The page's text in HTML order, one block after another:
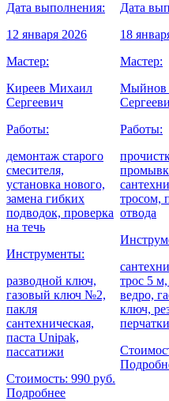
Дата выполнения:
12 января 2026
Мастер:
Киреев Михаил
Сергеевич
Работы:
демонтаж старого
смесителя,
установка нового,
замена гибких
подводок, проверка
на течь
Инструменты:
разводной ключ,
газовый ключ №2,
пакля
сантехническая,
паста Unipak,
пассатижи
Стоимость: 990 руб.
Подробнее
Дата
18
Мастер:
Мыйнов
Работы:
тросом,
отвода
трос 5 м,
ведро,
ключ,
перчатки